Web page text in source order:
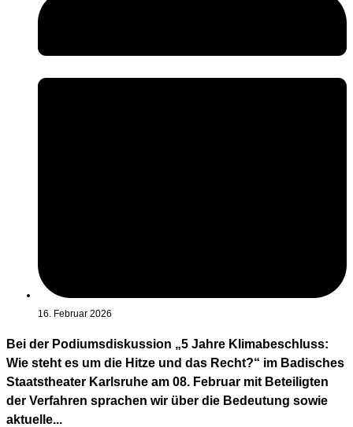
16. Februar 2026
Bei der Podiumsdiskussion „5 Jahre Klimabeschluss:
Wie steht es um die Hitze und das Recht?“ im Badisches
Staatstheater Karlsruhe am 08. Februar mit Beteiligten
der Verfahren sprachen wir über die Bedeutung sowie
aktuelle...